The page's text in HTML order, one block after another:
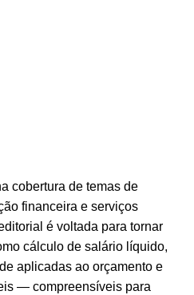
cobertura de temas de
financeira e serviços
é voltada para tornar
cálculo de salário líquido,
aplicadas ao orçamento e
— compreensíveis para